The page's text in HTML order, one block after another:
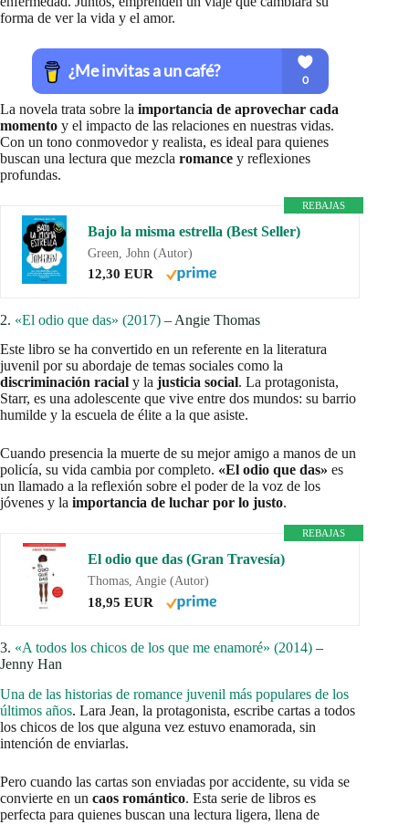
forma de ver la vida y el amor.
La novela trata sobre la importancia de aprovechar cada
momento y el impacto de las relaciones en nuestras vidas.
Con un tono conmovedor y realista, es ideal para quienes
buscan una lectura que mezcla romance y reflexiones
profundas.
REBAJAS
Bajo la misma estrella (Best Seller)
Green, John (Autor)
12,30 EUR
2. «El odio que das» (2017) – Angie Thomas
Este libro se ha convertido en un referente en la literatura
juvenil por su abordaje de temas sociales como la
discriminación racial y la justicia social. La protagonista,
Starr, es una adolescente que vive entre dos mundos: su barrio
humilde y la escuela de élite a la que asiste.
Cuando presencia la muerte de su mejor amigo a manos de un
policía, su vida cambia por completo. «El odio que das» es
un llamado a la reflexión sobre el poder de la voz de los
jóvenes y la importancia de luchar por lo justo.
REBAJAS
El odio que das (Gran Travesía)
Thomas, Angie (Autor)
18,95 EUR
3. «A todos los chicos de los que me enamoré» (2014) –
Jenny Han
Una de las historias de romance juvenil más populares de los
últimos años. Lara Jean, la protagonista, escribe cartas a todos
los chicos de los que alguna vez estuvo enamorada, sin
intención de enviarlas.
Pero cuando las cartas son enviadas por accidente, su vida se
convierte en un caos romántico. Esta serie de libros es
perfecta para quienes buscan una lectura ligera, llena de